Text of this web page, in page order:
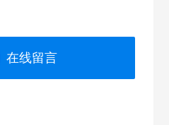
在线留言